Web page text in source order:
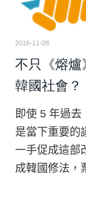
2016-11-08
不只《熔爐
韓國社會？
即使 5 年過去
是當下重要的
一手促成這部
成韓國修法，